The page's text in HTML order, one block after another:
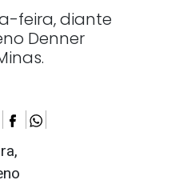
feira, diante
Denner